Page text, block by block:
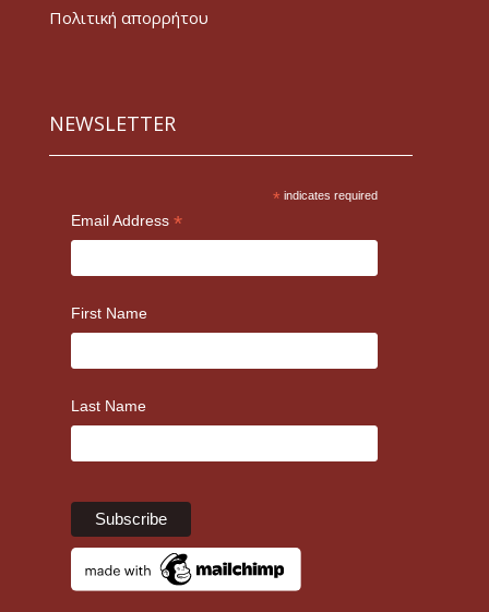
Πολιτική απορρήτου
NEWSLETTER
* indicates required
Email Address *
First Name
Last Name